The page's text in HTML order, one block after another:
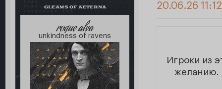
GLEAMS OF AETERNA
roque alva
unkindness of ravens
20.06.26
Игроки из
желанию.